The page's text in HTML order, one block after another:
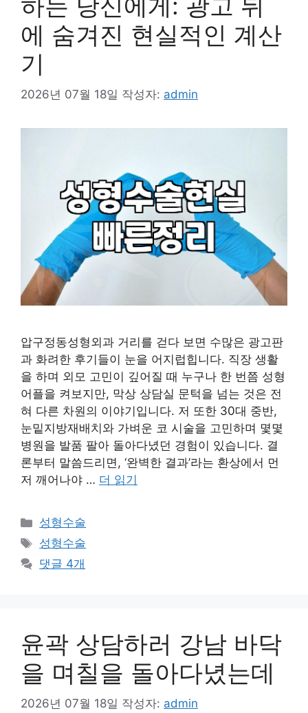
에 숨겨진 현실적인 계산
기
2026년 07월 18일 작성자: admin
압구정동성형외과 거리를 걷다 보면 수많은 광고판
과 화려한 후기들이 눈을 어지럽힙니다. 직장 생활
을 하며 외모 고민이 깊어질 때 누구나 한 번쯤 성형
어플을 켜보지만, 막상 상담실 문턱을 넘는 것은 전
혀 다른 차원의 이야기입니다. 저 또한 30대 중반,
눈밑지방재배치와 가벼운 코 시술을 고민하며 몇몇
병원을 발품 팔아 돌아다녔던 경험이 있습니다. 결
론부터 말씀드리면, ‘완벽한 결과’라는 환상에서 먼
저 깨어나야 … 더 읽기
카
테
리
성형수술
태
그
성형수술
댓글 4개
윤곽 상담하러 강남 바닥
을 며칠을 돌아다녔는데
2026년 07월 18일 작성자: admin